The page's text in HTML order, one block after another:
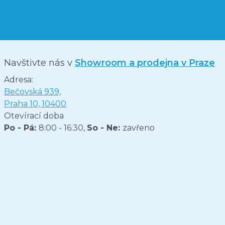
Navštivte nás v Showroom a prodejna v Praze
Adresa:
Bečovská 939,
Praha 10, 10400
Otevírací doba
Po - Pá: 8:00 - 16:30, So - Ne: zavřeno